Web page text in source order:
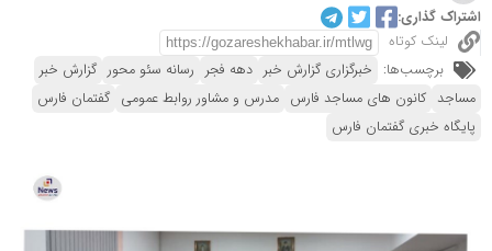
اشتراک گذاری:
لینک کوتاه
برچسب‌ها: خبرگزاری گزارش خبر دهه فجر رسانه سئو محور گزارش خبر
مساجد کانون های مساجد فارس مدرس و مشاور روابط عمومی گفتمان فارس
پایگاه خبری گفتمان فارس